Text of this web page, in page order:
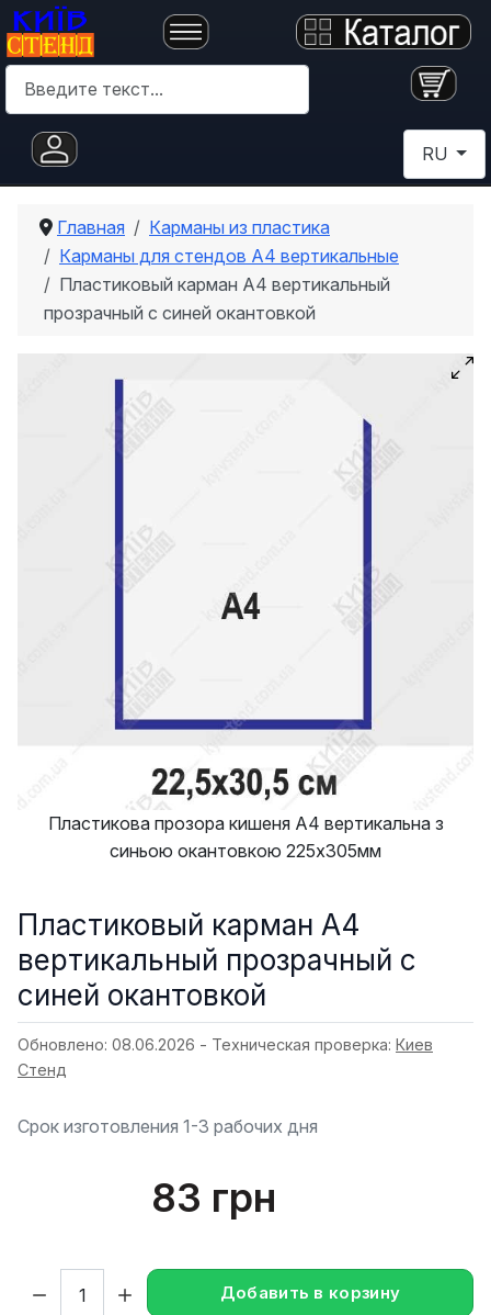
Поиск
RU
Главная
Карманы из пластика
Карманы для стендов А4 вертикальные
Пластиковый карман А4 вертикальный
прозрачный с синей окантовкой
Пластикова прозора кишеня А4 вертикальна з
синьою окантовкою 225х305мм
Пластиковый карман А4
вертикальный прозрачный с
синей окантовкой
Обновлено: 08.06.2026 - Техническая проверка: Киев
Стенд
Срок изготовления 1-3 рабочих дня
83 грн
Добавить в корзину